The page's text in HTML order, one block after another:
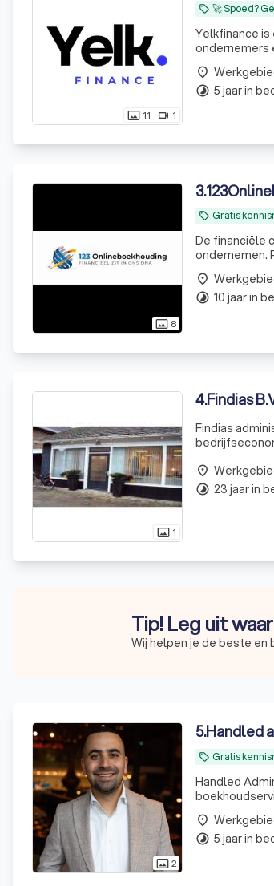
photo_size_select_actual 11 videocam 1
local_offer 🚀 Spoed?
Yelkfinance
ondernemers
Met onze
place
timelapse 5 jaar in
photo_size_select_actual 8
3.
local_offer Gratis
De financiële
ondernemen.
place
timelapse 10 jaar in
photo_size_select_actual 1
4.Findias
Findias
place
timelapse 23 jaar in
Tip! Leg uit
Wij helpen je de beste en
photo_size_select_actual2
5.Handled
local_offer Gratis
Handled
bedrijf.
place
timelapse 5 jaar in